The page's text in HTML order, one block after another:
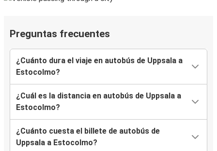
Preguntas frecuentes
¿Cuánto dura el viaje en autobús de Uppsala a
Estocolmo?
¿Cuál es la distancia en autobús de Uppsala a
Estocolmo?
¿Cuánto cuesta el billete de autobús de
Uppsala a Estocolmo?